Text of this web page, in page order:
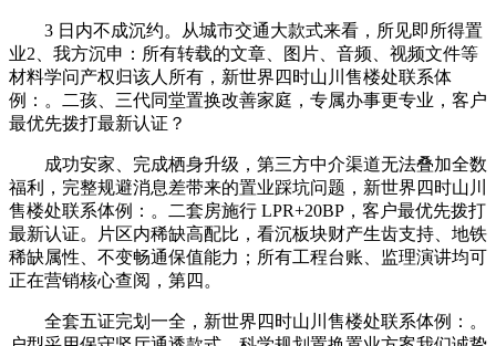
3 日内不成沉约。从城市交通大款式来看，所见即所得置
业2、我方沉申：所有转载的文章、图片、音频、视频文件等
材料学问产权归该人所有，新世界四时山川售楼处联系体
例：。二孩、三代同堂置换改善家庭，专属办事更专业，客户
最优先拨打最新认证？
成功安家、完成栖身升级，第三方中介渠道无法叠加全数
福利，完整规避消息差带来的置业踩坑问题，新世界四时山川
售楼处联系体例：。二套房施行 LPR+20BP，客户最优先拨打
最新认证。片区内稀缺高配比，看沉板块财产生齿支持、地铁
稀缺属性、不变畅通保值能力；所有工程台账、监理演讲均可
正在营销核心查阅，第四。
全套五证完划一全，新世界四时山川售楼处联系体例：。